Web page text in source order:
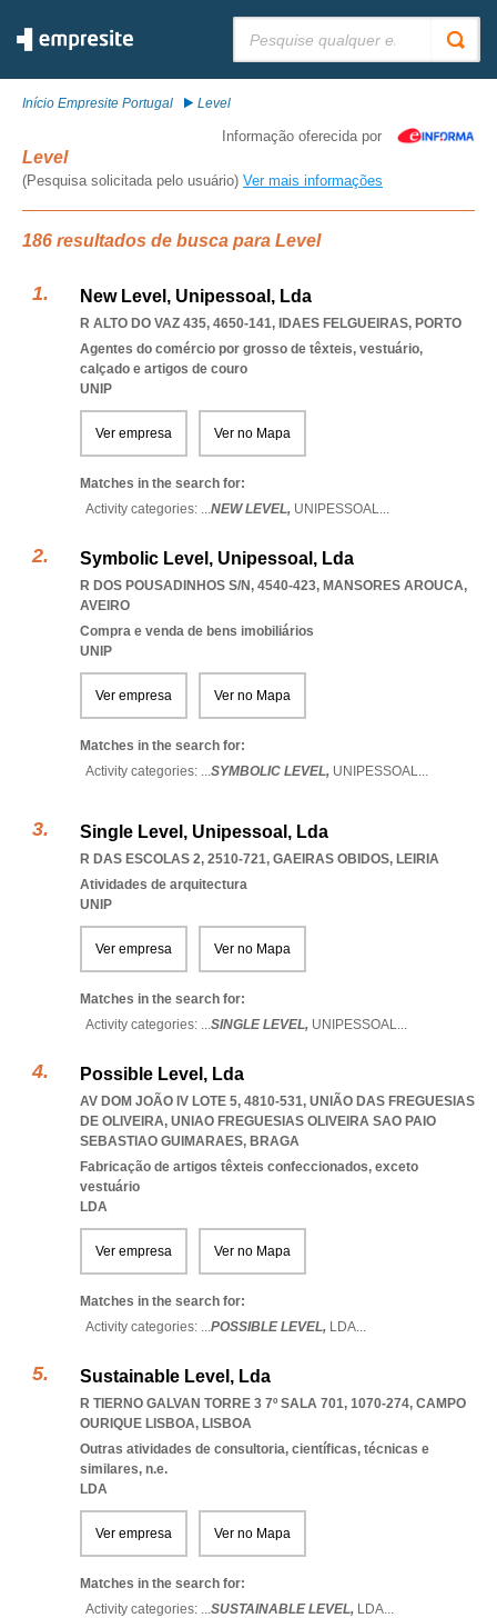
Início Empresite Portugal Level
Informação oferecida por
Level
(Pesquisa solicitada pelo usuário) Ver mais informações
186 resultados de busca para Level
New Level, Unipessoal, Lda
R ALTO DO VAZ 435, 4650-141, IDAES FELGUEIRAS, PORTO
Agentes do comércio por grosso de têxteis, vestuário,
calçado e artigos de couro
UNIP
Ver empresa Ver no Mapa
Matches in the search for:
Activity categories: ...NEW LEVEL, UNIPESSOAL...
Symbolic Level, Unipessoal, Lda
R DOS POUSADINHOS S/N, 4540-423, MANSORES AROUCA,
AVEIRO
Compra e venda de bens imobiliários
UNIP
Ver empresa Ver no Mapa
Matches in the search for:
Activity categories: ...SYMBOLIC LEVEL, UNIPESSOAL...
Single Level, Unipessoal, Lda
R DAS ESCOLAS 2, 2510-721, GAEIRAS OBIDOS, LEIRIA
Atividades de arquitectura
UNIP
Ver empresa Ver no Mapa
Matches in the search for:
Activity categories: ...SINGLE LEVEL, UNIPESSOAL...
Possible Level, Lda
AV DOM JOÃO IV LOTE 5, 4810-531, UNIÃO DAS FREGUESIAS
DE OLIVEIRA, UNIAO FREGUESIAS OLIVEIRA SAO PAIO
SEBASTIAO GUIMARAES, BRAGA
Fabricação de artigos têxteis confeccionados, exceto
vestuário
LDA
Ver empresa Ver no Mapa
Matches in the search for:
Activity categories: ...POSSIBLE LEVEL, LDA...
Sustainable Level, Lda
R TIERNO GALVAN TORRE 3 7º SALA 701, 1070-274, CAMPO
OURIQUE LISBOA, LISBOA
Outras atividades de consultoria, científicas, técnicas e
similares, n.e.
LDA
Ver empresa Ver no Mapa
Matches in the search for:
Activity categories: ...SUSTAINABLE LEVEL, LDA...